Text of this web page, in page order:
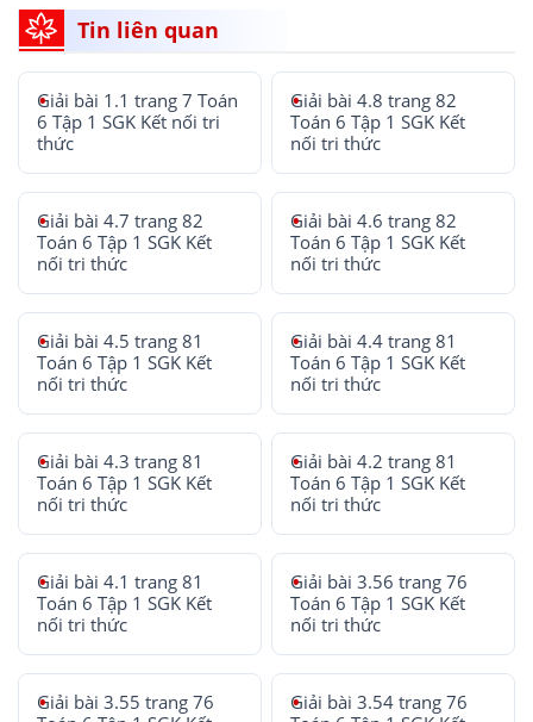
Tin liên quan
Giải bài 1.1 trang 7 Toán
6 Tập 1 SGK Kết nối tri
thức
Giải bài 4.8 trang 82
Toán 6 Tập 1 SGK Kết
nối tri thức
Giải bài 4.7 trang 82
Toán 6 Tập 1 SGK Kết
nối tri thức
Giải bài 4.6 trang 82
Toán 6 Tập 1 SGK Kết
nối tri thức
Giải bài 4.5 trang 81
Toán 6 Tập 1 SGK Kết
nối tri thức
Giải bài 4.4 trang 81
Toán 6 Tập 1 SGK Kết
nối tri thức
Giải bài 4.3 trang 81
Toán 6 Tập 1 SGK Kết
nối tri thức
Giải bài 4.2 trang 81
Toán 6 Tập 1 SGK Kết
nối tri thức
Giải bài 4.1 trang 81
Toán 6 Tập 1 SGK Kết
nối tri thức
Giải bài 3.56 trang 76
Toán 6 Tập 1 SGK Kết
nối tri thức
Giải bài 3.55 trang 76
Giải bài 3.54 trang 76